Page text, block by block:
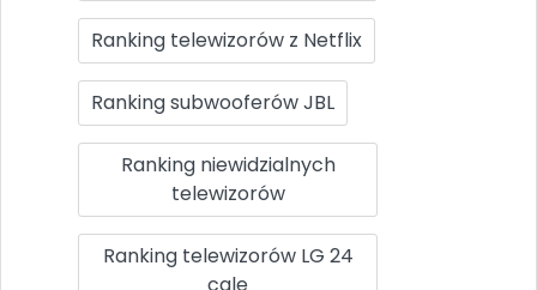
Ranking telewizorów z Netflix
Ranking subwooferów JBL
Ranking niewidzialnych
telewizorów
Ranking telewizorów LG 24
cale